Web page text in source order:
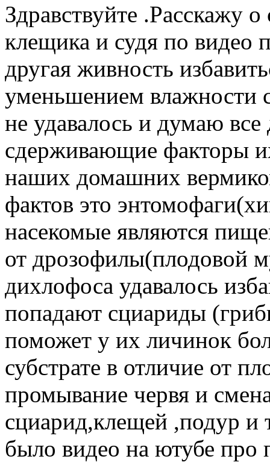
Здравствуйте .Расскажу
клещика и судя по видео
другая живность
уменьшением влажности
не удавалось и думаю
сдерживающие факторы
наших домашних
фактов это
насекомые являются
от дрозофилы(плодовой
дихлофоса удавалось
попадают сциариды
поможет у их личинок
субстрате в отличие от
промывание червя и
сциарид,клещей ,подур и
было видео на ютубе про